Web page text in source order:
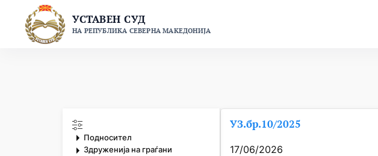
content
УСТАВЕН СУД
НА РЕПУБЛИКА СЕВЕРНА МАКЕДОНИЈА
Подносител
Здруженија на граѓани
УЗ.бр.10/2025
17/06/2026